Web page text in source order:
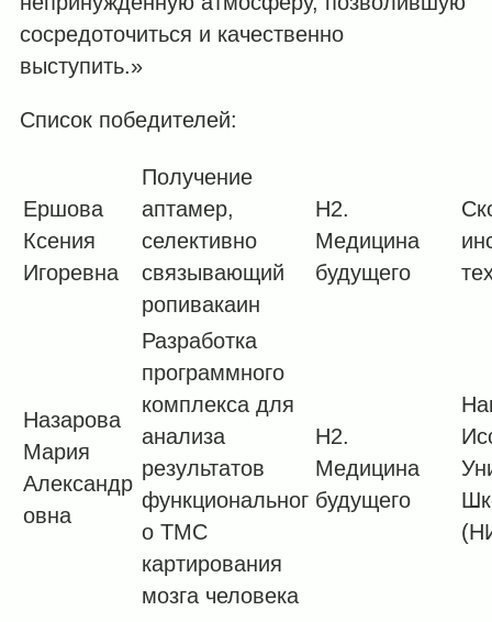
сосредоточиться и качественно
выступить.»
Список победителей:
Ершова
Ксения
Игоревна
Получение
аптамер,
селективно
связывающий
ропивакаин
H2.
Медицина
будущего
Назарова
Мария
Александр
овна
Разработка
программного
комплекса для
анализа
результатов
функциональног
о ТМС
картирования
мозга человека
H2.
Медицина
будущего